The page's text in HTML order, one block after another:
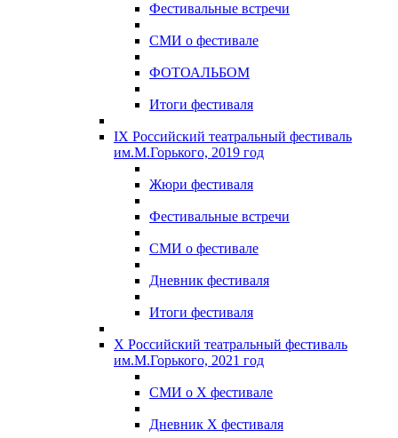
Фестивальные встречи
СМИ о фестивале
ФОТОАЛЬБОМ
Итоги фестиваля
IX Российский театральный фестиваль
им.М.Горького, 2019 год
Жюри фестиваля
Фестивальные встречи
СМИ о фестивале
Дневник фестиваля
Итоги фестиваля
X Российский театральный фестиваль
им.М.Горького, 2021 год
СМИ о X фестивале
Дневник X фестиваля